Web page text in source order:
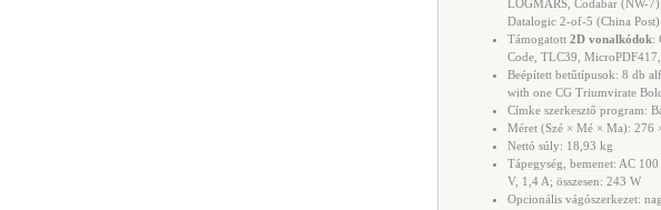
LOGMARS, Codabar (NW-
Datalogic 2-of-5 (China Post)
Támogatott 2D vonalkódok:
Code, TLC39,
Beépített betűtípusok: 8 db
with one CG Triumvirate
Címke szerkesztő program:
Méret (Szé × Mé × Ma): 276
Nettó súly: 18,93 kg
Tápegység, bemenet: AC
V, 1,4 A; összesen: 243 W
Opcionális vágószerkezet: